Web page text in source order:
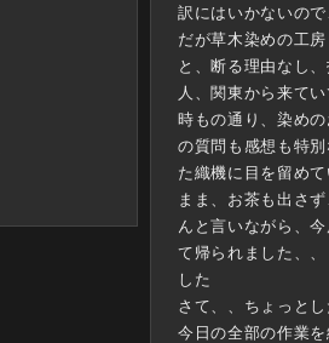
訳にはいかないの
だが草木染めの工
と、断る理由なし
人、関東から来て
時もの通り、染め
の質問も感想も特
た織機に目を留め
まま、お茶も出さ
んと言いながら、
て帰られました、
した
さて、、ちょっと
今日の全部の作業